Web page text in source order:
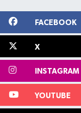
FACEBOOK
X
INSTAGRAM
YOUTUBE